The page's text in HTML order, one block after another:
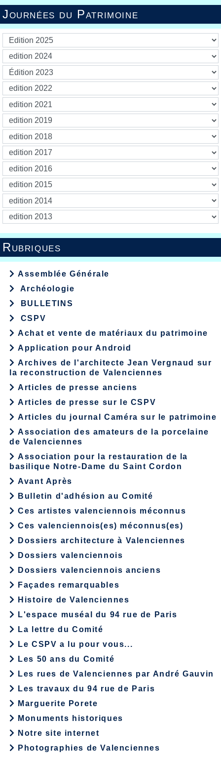
Journées du Patrimoine
Rubriques
Assemblée Générale
Archéologie
BULLETINS
CSPV
Achat et vente de matériaux du patrimoine
Application pour Android
Archives de l'architecte Jean Vergnaud sur
la reconstruction de Valenciennes
Articles de presse anciens
Articles de presse sur le CSPV
Articles du journal Caméra sur le patrimoine
Association des amateurs de la porcelaine
de Valenciennes
Association pour la restauration de la
basilique Notre-Dame du Saint Cordon
Avant Après
Bulletin d'adhésion au Comité
Ces artistes valenciennois méconnus
Ces valenciennois(es) méconnus(es)
Dossiers architecture à Valenciennes
Dossiers valenciennois
Dossiers valenciennois anciens
Façades remarquables
Histoire de Valenciennes
L'espace muséal du 94 rue de Paris
La lettre du Comité
Le CSPV a lu pour vous...
Les 50 ans du Comité
Les rues de Valenciennes par André Gauvin
Les travaux du 94 rue de Paris
Marguerite Porete
Monuments historiques
Notre site internet
Photographies de Valenciennes